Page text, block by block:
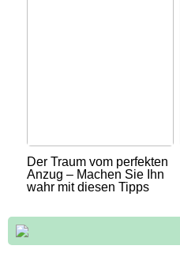
Der Traum vom perfekten
Anzug – Machen Sie Ihn
wahr mit diesen Tipps